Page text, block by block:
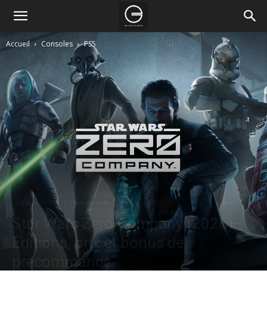
Accueil Consoles PS5
Consoles PS5 Précommande Xbox Series X|S
Star Wars Zero Company (2026)–
Éditions, prix et bonus de
précommande